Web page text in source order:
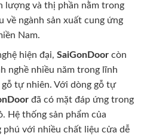
lượng và thị phần nằm trong
về ngành sản xuất cung ứng
Nam.
hiện đại, SaiGonDoor còn
nghề nhiều năm trong lĩnh
tự nhiên. Với dòng gỗ tự
đã có mặt đáp ứng trong
Hệ thống sản phẩm của
phú với nhiều chất liệu cửa dễ